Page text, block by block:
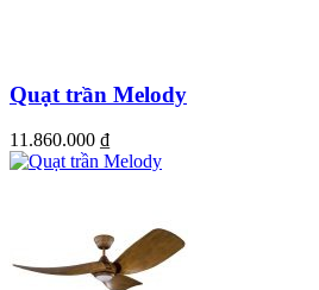
Quạt trần Melody
11.860.000 ₫